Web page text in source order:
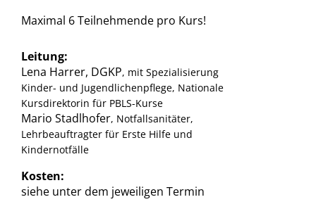
Maximal 6 Teilnehmende pro Kurs!
Leitung:
Lena Harrer, DGKP, mit Spezialisierung
Kinder- und Jugendlichenpflege, Nationale
Kursdirektorin für PBLS-Kurse
Mario Stadlhofer, Notfallsanitäter,
Lehrbeauftragter für Erste Hilfe und
Kindernotfälle
Kosten:
siehe unter dem jeweiligen Termin